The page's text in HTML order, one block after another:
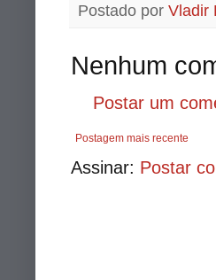
Postado por Vladir
Nenhum
Postar um
Postagem mais recente
Assinar: Postar